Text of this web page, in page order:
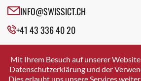
Crissier
Davos Platz
Dierikon
Dietikon
INFO@SWISSICT.CH
+41 43 336 40 20
SWISSICT
VULKANSTRASSE 120
8048 ZURICH
Mit Ihrem Besuch auf unserer
Datenschutzerklärung und der
Dies erlaubt uns unsere Services